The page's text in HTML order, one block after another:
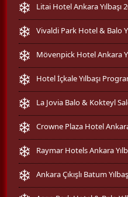
Litai Hotel Ankara Yılbaşı
Vivaldi Park Hotel & Balo
Mövenpick Hotel Ankara
Hotel İçkale Yılbaşı
La Jovia Balo & Kokteyl
Crowne Plaza Hotel
Raymar Hotels Ankara
Ankara Çıkışlı Batum